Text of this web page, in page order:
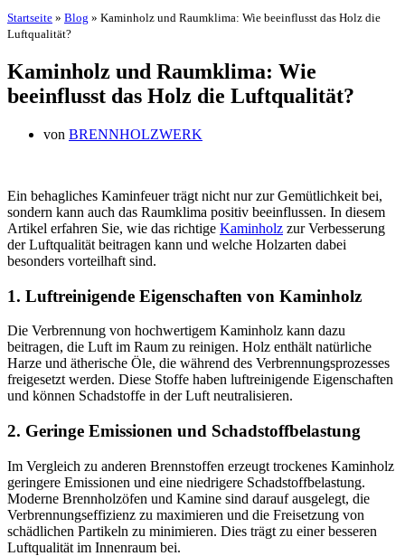
Startseite » Blog » Kaminholz und Raumklima: Wie beeinflusst das Holz die
Luftqualität?
Kaminholz und Raumklima: Wie
beeinflusst das Holz die Luftqualität?
von BRENNHOLZWERK
Ein behagliches Kaminfeuer trägt nicht nur zur Gemütlichkeit bei,
sondern kann auch das Raumklima positiv beeinflussen. In diesem
Artikel erfahren Sie, wie das richtige Kaminholz zur Verbesserung
der Luftqualität beitragen kann und welche Holzarten dabei
besonders vorteilhaft sind.
1. Luftreinigende Eigenschaften von Kaminholz
Die Verbrennung von hochwertigem Kaminholz kann dazu
beitragen, die Luft im Raum zu reinigen. Holz enthält natürliche
Harze und ätherische Öle, die während des Verbrennungsprozesses
freigesetzt werden. Diese Stoffe haben luftreinigende Eigenschaften
und können Schadstoffe in der Luft neutralisieren.
2. Geringe Emissionen und Schadstoffbelastung
Im Vergleich zu anderen Brennstoffen erzeugt trockenes Kaminholz
geringere Emissionen und eine niedrigere Schadstoffbelastung.
Moderne Brennholzöfen und Kamine sind darauf ausgelegt, die
Verbrennungseffizienz zu maximieren und die Freisetzung von
schädlichen Partikeln zu minimieren. Dies trägt zu einer besseren
Luftqualität im Innenraum bei.